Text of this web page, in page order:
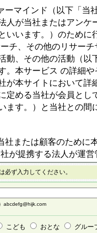
ーマインド（以下「当
人が当社またはアンケ
いいます。）のために
チ、その他のリサー
動、その他の活動（以
。本サービス の詳細
が本サイトにおいて詳
定める当社が会員とし
ます。）と当社との間
社または顧客のために
が提携する法人が運
います。）上に本サー
ー ト調査に回答する
・分析その他の利用を
ビスは、それぞれの目
頼を行うこともあり、
ービスの依頼をすると
必ず入力してください。
abcdefg@hijk.com
こども おとな グルー